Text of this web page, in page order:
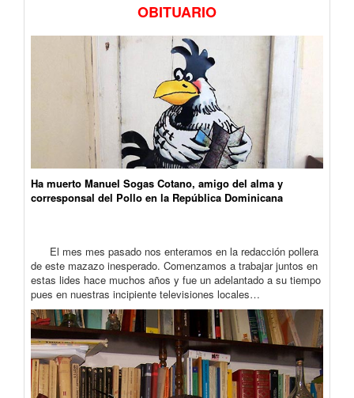
OBITUARIO
Ha muerto Manuel Sogas Cotano, amigo del alma y
corresponsal del Pollo en la República Dominicana
El mes mes pasado nos enteramos en la redacción pollera
de este mazazo inesperado. Comenzamos a trabajar juntos en
estas lides hace muchos años y fue un adelantado a su tiempo
pues en nuestras incipiente televisiones locales…